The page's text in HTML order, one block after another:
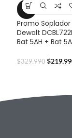
-33%
Promo Soplador
Dewalt
Bat 5AH + Bat
$329.990 $